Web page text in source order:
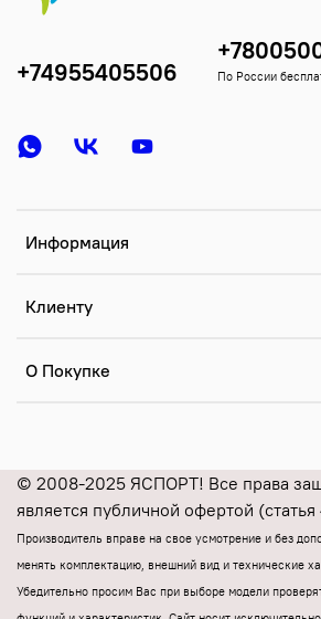
Информация
Клиенту
О Покупке
+74955405506 По России
© 2008-2025 ЯСПОРТ! Все права
является публичной офертой
Производитель вправе на свое усмотрение и без
менять комплектацию, внешний вид и технические
Убедительно просим Вас при выборе модели